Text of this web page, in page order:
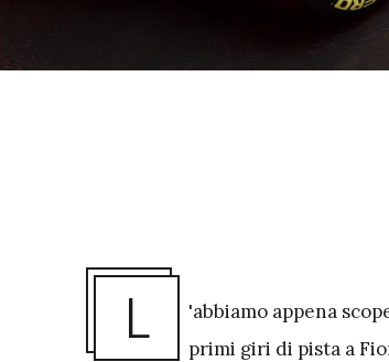
L
'abbiamo appena
primi giri di pista a